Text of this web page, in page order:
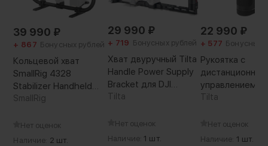
39 990 ₽
+ 867 Бонусных рублей
Кольцевой хват
SmallRig 4328
Stabilizer Handheld
Ring для DJI RS Series
SmallRig
Нет оценок
Наличие: 2 шт.
29 990 ₽
+ 719 Бонусных рублей
Хват двуручный Tilta
Handle Power Supply
Bracket для DJI
RS2/RS3/RS3 PRO
Tilta
Нет оценок
Наличие: 1 шт.
22 990 ₽
+ 577 Бонусных
Рукоятка с
дистанционным
управлением
Dual Channel
для Advanced
Grip
Tilta
Нет оценок
Наличие: 1 шт.